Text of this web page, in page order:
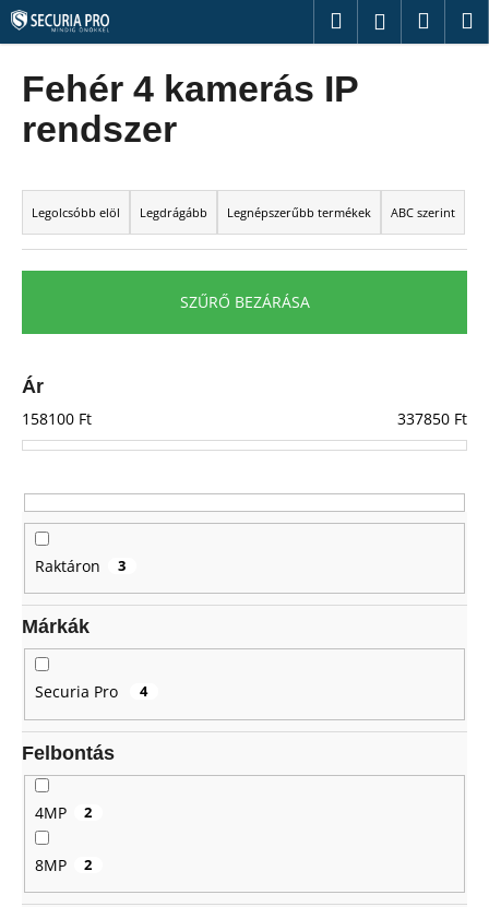
Ugrás
fő
tartalomhoz
Keresés Kosár
Fehér 4 kamerás IP
rendszer
T
e
r
m
k
k
r
e
d
e
s
e
Legolcsóbb elöl Legdrágább Legnépszerűbb termékek ABC szerint
SZŰRŐ BEZÁRÁSA
Ár
158100 Ft 337850 Ft
Raktáron 3
Márkák
Securia Pro 4
Felbontás
4MP 2
8MP 2
K
o
M
i
k
e
KERESÉS
á
n
l
k